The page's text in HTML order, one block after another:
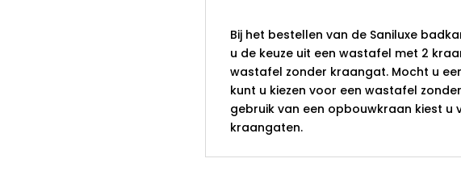
Bij het bestellen van de Saniluxe
u de keuze uit een wastafel met 2
wastafel zonder kraangat. Mocht u
kunt u kiezen voor een wastafel
gebruik van een opbouwkraan kiest u
kraangaten.